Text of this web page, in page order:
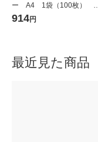
ー A4 1袋（100枚） ス
タンダード ファイル（イ
914円
最近見た商品